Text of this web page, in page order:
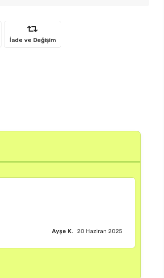
İade ve Değişim